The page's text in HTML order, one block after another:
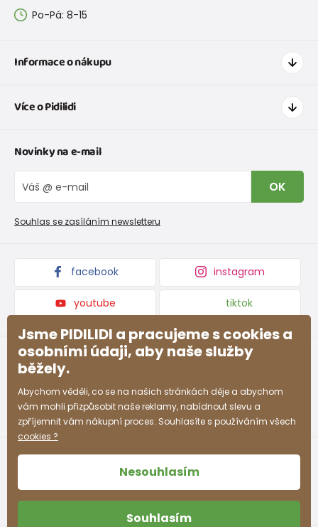
Po-Pá: 8-15
Informace o nákupu
Doprava a platba
Tabulka velikostí obuvi
Vrácení zboží a reklamace
Reklamační řád
Více o Pidilidi
O nás
Velkoobchod PiDiLiDi
Affiliate program
Kolekce zboží
Novinky na e-mail
OK
Souhlas se zasíláním newsletteru
facebook instagram
youtube tiktok
Jsme PIDILIDI a pracujeme s cookies a
osobními údaji, aby naše služby
běžely.
Abychom věděli, co se na našich stránkách děje a abychom
vám mohli přizpůsobit naše reklamy, nabídnout slevu a
zpříjemnit vám nákupní proces. Souhlasíte s používáním všech
cookies ?
Nesouhlasím
Souhlasím